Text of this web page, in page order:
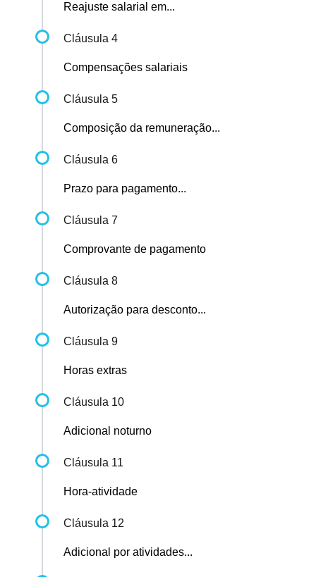
Reajuste salarial em...
Cláusula 4
Compensações salariais
Cláusula 5
Composição da remuneração...
Cláusula 6
Prazo para pagamento...
Cláusula 7
Comprovante de pagamento
Cláusula 8
Autorização para desconto...
Cláusula 9
Horas extras
Cláusula 10
Adicional noturno
Cláusula 11
Hora-atividade
Cláusula 12
Adicional por atividades...